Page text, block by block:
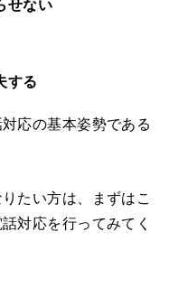
せない
する
応の基本姿勢である
たい方は、まずはこ
対応を行ってみてく